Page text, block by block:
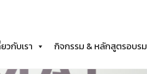
วกับเรา
กิจกรรม & หลักสูตรอบรม